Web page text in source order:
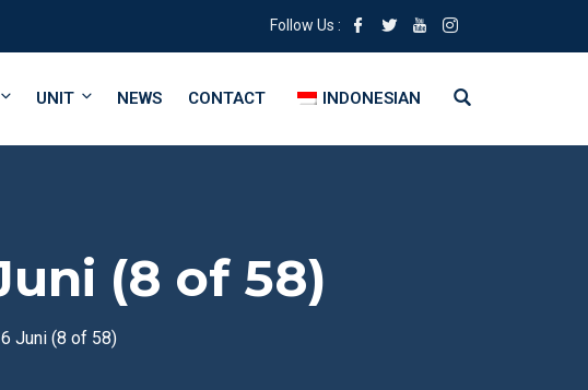
Follow Us :
UNIT NEWS CONTACT INDONESIAN
(8 of 58)
Juni (8 of 58)